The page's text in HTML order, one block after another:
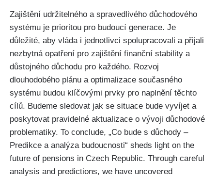
Zajištění udržitelného a spravedlivého důchodového
systému je prioritou pro budoucí generace. Je
důležité, aby vláda i jednotlivci spolupracovali a přijali
nezbytná opatření pro zajištění finanční stability a
důstojného důchodu pro každého. Rozvoj
dlouhodobého plánu a optimalizace současného
systému budou klíčovými prvky pro naplnění těchto
cílů. Budeme sledovat jak se situace bude vyvíjet a
poskytovat pravidelné aktualizace o vývoji důchodové
problematiky. To conclude, „Co bude s důchody –
Predikce a analýza budoucnosti“ sheds light on the
future of pensions in Czech Republic. Through careful
analysis and predictions, we have uncovered